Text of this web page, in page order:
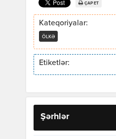
ÇAP ET
Kateqoriyalar:
ÖLKƏ
Etiketlər:
Şərhlər